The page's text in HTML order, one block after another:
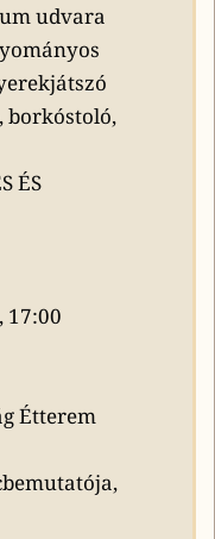
udvara
borkóstoló,
ÉS
17:00
Étterem